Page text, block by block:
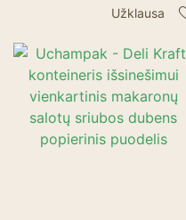
popieriniu dangteliu,
puodelis kraft dubenėlis
Užklausa